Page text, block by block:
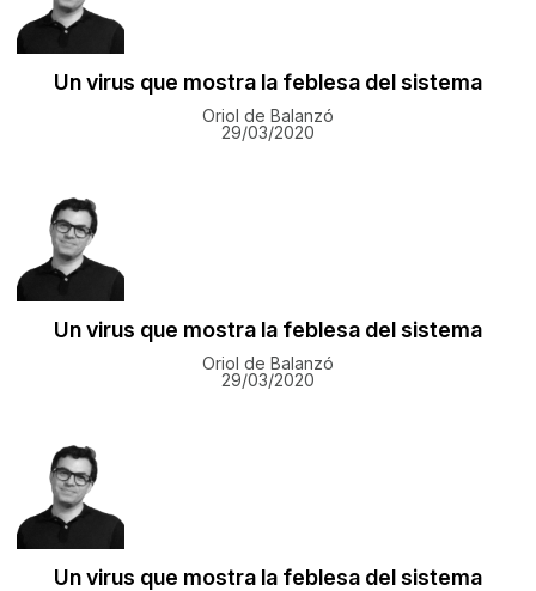
Un virus que mostra la feblesa del sistema
Oriol de Balanzó
29/03/2020
Un virus que mostra la feblesa del sistema
Oriol de Balanzó
29/03/2020
Un virus que mostra la feblesa del sistema